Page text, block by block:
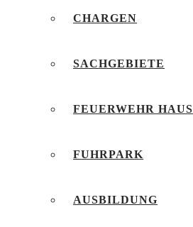
CHARGEN
SACHGEBIETE
FEUERWEHR HAUS
FUHRPARK
AUSBILDUNG